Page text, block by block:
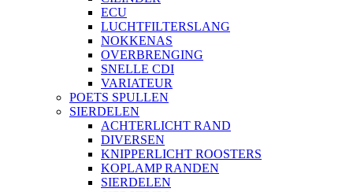
ECU
LUCHTFILTERSLANG
NOKKENAS
OVERBRENGING
SNELLE CDI
VARIATEUR
POETS SPULLEN
SIERDELEN
ACHTERLICHT RAND
DIVERSEN
KNIPPERLICHT ROOSTERS
KOPLAMP RANDEN
SIERDELEN